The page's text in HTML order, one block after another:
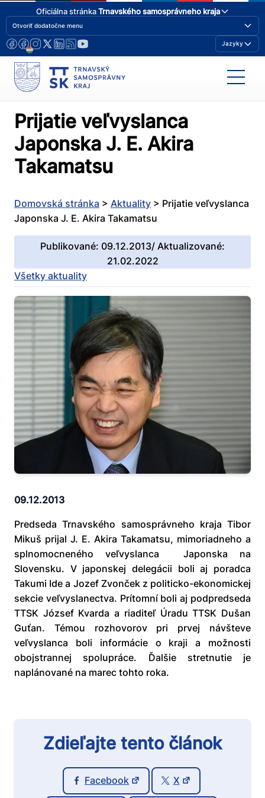
Oficiálna stránkaTrnavského samosprávneho kraja
Otvoriť dodatočne menu
Jazyky
Prijatie veľvyslanca
Japonska J. E. Akira
Takamatsu
Domovská stránka > Aktuality > Prijatie veľvyslanca
Japonska J. E. Akira Takamatsu
Publikované: 09.12.2013/ Aktualizované:
21.02.2022
Všetky aktuality
09.12.2013
Predseda Trnavského samosprávneho kraja Tibor
Mikuš prijal J. E. Akira Takamatsu, mimoriadneho a
splnomocneného veľvyslanca Japonska na
Slovensku. V japonskej delegácii boli aj poradca
Takumi Ide a Jozef Zvonček z politicko-ekonomickej
sekcie veľvyslanectva. Prítomní boli aj podpredseda
TTSK József Kvarda a riaditeľ Úradu TTSK Dušan
Guťan. Témou rozhovorov pri prvej návšteve
veľvyslanca boli informácie o kraji a možnosti
obojstrannej spolupráce. Ďalšie stretnutie je
naplánované na marec tohto roka.
Zdieľajte tento článok
Facebook X